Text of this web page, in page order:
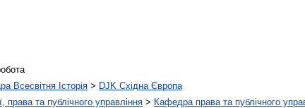
Всесвітня Історія > DJK Східна Європа
права та публічного управління > Кафедра права та публічного